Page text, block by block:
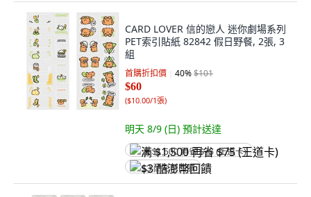
CARD LOVER 信的戀人 迷你劇場系列
PET索引貼紙 82842 假日野餐, 2張, 3
組
首購折扣價 40%$101
$60
($10.00/1張)
明天 8/9 (日) 預計送達
满 $1,500 再省 $75 (王道卡)
$3 酷澎幣回饋